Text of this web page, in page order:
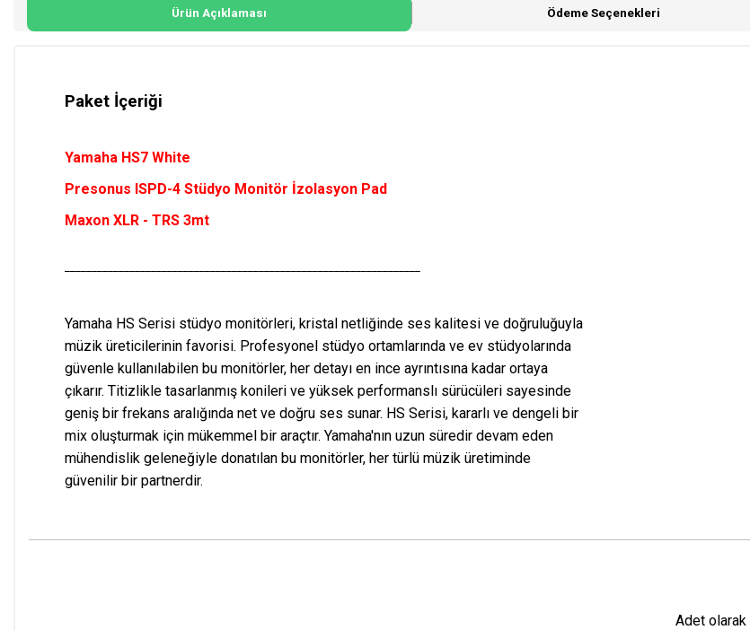
Ürün Açıklaması Ödeme Seçenekleri
Paket İçeriği
Yamaha HS7 White
Presonus ISPD-4 Stüdyo Monitör İzolasyon Pad
Maxon XLR - TRS 3mt
Yamaha HS Serisi stüdyo monitörleri, kristal netliğinde ses kalitesi ve doğruluğuyla
müzik üreticilerinin favorisi. Profesyonel stüdyo ortamlarında ve ev stüdyolarında
güvenle kullanılabilen bu monitörler, her detayı en ince ayrıntısına kadar ortaya
çıkarır. Titizlikle tasarlanmış konileri ve yüksek performanslı sürücüleri sayesinde
geniş bir frekans aralığında net ve doğru ses sunar. HS Serisi, kararlı ve dengeli bir
mix oluşturmak için mükemmel bir araçtır. Yamaha'nın uzun süredir devam eden
mühendislik geleneğiyle donatılan bu monitörler, her türlü müzik üretiminde
güvenilir bir partnerdir.
Adet